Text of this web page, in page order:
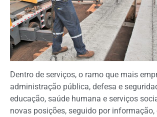
Dentro de serviços, o ramo que mais
administração pública, defesa e
educação, saúde humana e serviços
novas posições, seguido por